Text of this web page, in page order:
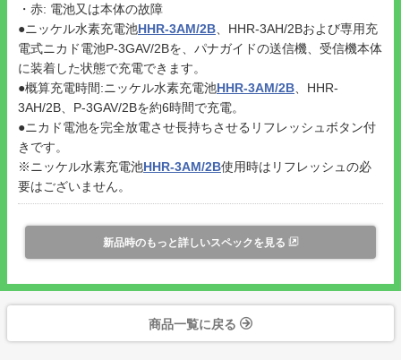
・赤: 電池又は本体の故障
●ニッケル水素充電池HHR-3AM/2B 、HHR-3AH/2Bおよび専用充
電式ニカド電池P-3GAV/2Bを、パナガイドの送信機、受信機本体
に装着した状態で充電できます。
●概算充電時間:ニッケル水素充電池HHR-3AM/2B 、HHR-
3AH/2B、P-3GAV/2Bを約6時間で充電。
●ニカド電池を完全放電させ長持ちさせるリフレッシュボタン付
きです。
※ニッケル水素充電池HHR-3AM/2B使用時はリフレッシュの必
要はございません。
新品時のもっと詳しいスペックを見る
商品一覧に戻る